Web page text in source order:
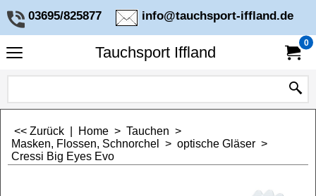
03695/825877 info@tauchsport-iffland.de
Tauchsport Iffland
0
<< Zurück Home > Tauchen >
Masken, Flossen, Schnorchel
> optische Gläser >
Cressi Big Eyes Evo